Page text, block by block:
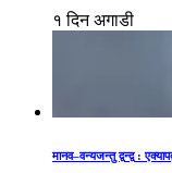
१ दिन अगाडी
मानव–वन्यजन्तु द्वन्द्व :